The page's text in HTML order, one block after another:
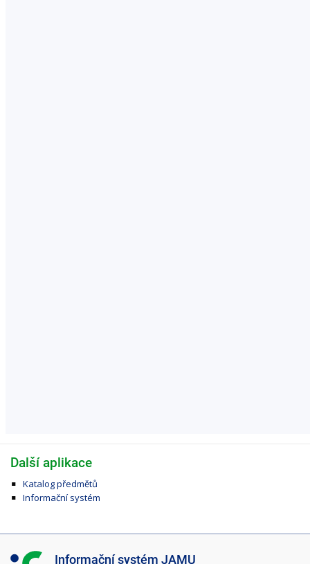
Další aplikace
Katalog předmětů
Informační systém
I Informační systém JAMU